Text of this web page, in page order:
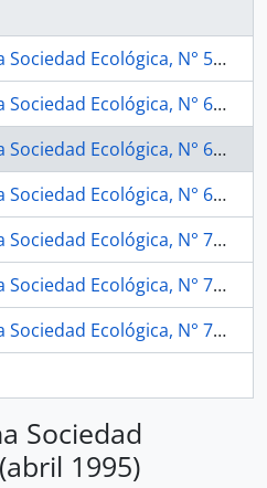
Ecológica, N° 58 (octubre 1994)
Ecológica, N° 60 (diciembre 1994)
Ecológica, N° 62 (abril 1995)
Ecológica, N° 68 (octubre 1995)
Ecológica, N° 75 (noviembre 1996).
Ecológica, N° 76 (noviembre 1996)
Ecológica, N° 78 (marzo 1997).
Sociedad
1995)